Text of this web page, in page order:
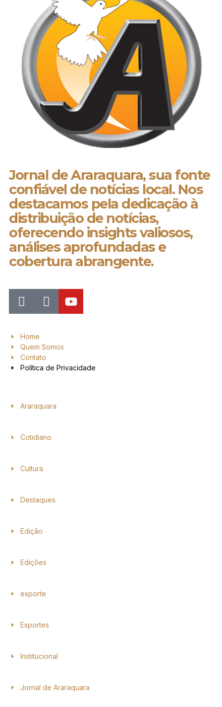
Jornal de Araraquara, sua fonte
confiável de notícias local. Nos
destacamos pela dedicação à
distribuição de notícias,
oferecendo insights valiosos,
análises aprofundadas e
cobertura abrangente.
Home
Quem Somos
Contato
Política de Privacidade
Araraquara
Cotidiano
Cultura
Destaques
Edição
Edições
esporte
Esportes
Institucional
Jornal de Araraquara